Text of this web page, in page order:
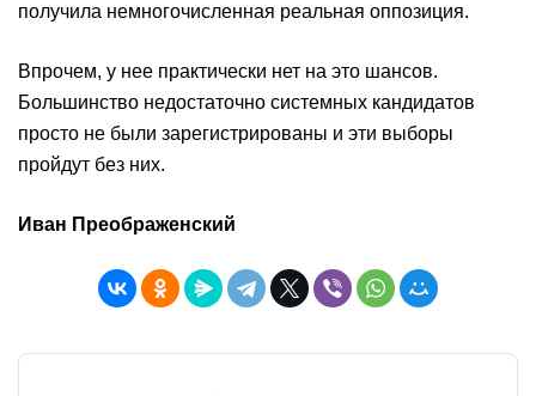
получила немногочисленная реальная оппозиция.
Впрочем, у нее практически нет на это шансов.
Большинство недостаточно системных кандидатов
просто не были зарегистрированы и эти выборы
пройдут без них.
Иван Преображенский